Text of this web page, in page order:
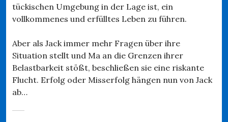
tückischen Umgebung in der Lage ist, ein
vollkommenes und erfülltes Leben zu führen.
Aber als Jack immer mehr Fragen über ihre
Situation stellt und Ma an die Grenzen ihrer
Belastbarkeit stößt, beschließen sie eine riskante
Flucht. Erfolg oder Misserfolg hängen nun von Jack
ab…